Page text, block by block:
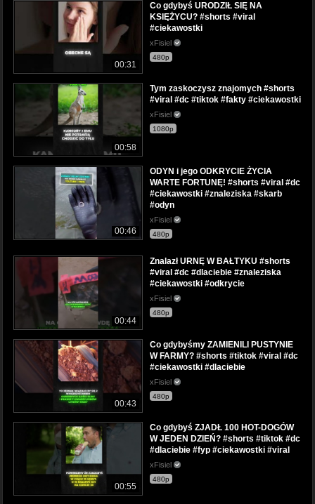
00:31
Co gdybyś URODZIŁ SIĘ NA
KSIĘŻYCU? #shorts #viral
#ciekawostki
xFisiel
480p
00:58
Tym zaskoczysz znajomych #shorts
#viral #dc #tiktok #fakty #ciekawostki
xFisiel
1080p
00:46
ODYN i jego ODKRYCIE ŻYCIA
WARTE FORTUNĘ! #shorts #viral #dc
#ciekawostki #znaleziska #skarb
#odyn
xFisiel
480p
00:44
Znalazł URNĘ W BAŁTYKU #shorts
#viral #dc #dlaciebie #znaleziska
#ciekawostki #odkrycie
xFisiel
480p
00:43
Co gdybyśmy ZAMIENILI PUSTYNIE
W FARMY? #shorts #tiktok #viral #dc
#ciekawostki #dlaciebie
xFisiel
480p
00:55
Co gdybyś ZJADŁ 100 HOT-DOGÓW
W JEDEN DZIEŃ? #shorts #tiktok #dc
#dlaciebie #fyp #ciekawostki #viral
xFisiel
480p